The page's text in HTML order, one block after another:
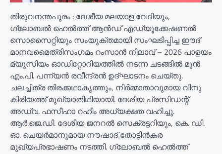
തിരുവനന്തപുരം : ദേശീയ മലയാള വേദിയും,
ഗ്ലോബൽ ഹെൽത്ത് ആൻഡ് എഡ്യൂക്കേഷണൽ
സൊസൈറ്റിയും സംയുക്തമായി സംഘടിപ്പിച്ച ഈദ്‌
മാനവമൈത്രിസംഗമം റംസാൻ നിലാവ് – 2026 പാളയം
മ്യൂസിയം ഓഡിറ്റോറിയത്തിൽ നടന്ന ചടങ്ങിൽ മുൻ
എം.പി. പന്ന്യന്‍ രവീന്ദ്രൻ ഉദ്ഘാടനം ചെയ്തു.
ചലച്ചിത്ര തിരക്കഥാകൃത്തും, നിർമ്മാതാവുമായ വിനു
കിരിയത്ത് മുഖ്യാതിഥിയായി. ദേശീയ പ്രസിഡന്റ്
അഡ്വ. ഫസീഹാ റഹീം അധ്യക്ഷത വഹിച്ചു.
ആർ.ജെ.ഡി. ദേശീയ ജനറൽ സെക്രട്ടറിയും, കെ. ഡി.
ഓ. ചെയർമാനുമായ നൗഷാദ് തോട്ടിൻകര
മുഖ്യപ്രഭാഷണം നടത്തി. ഗ്ലോബൽ ഹെൽത്ത്